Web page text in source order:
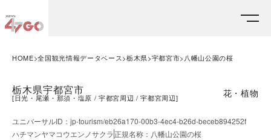
HOME 全国観光情報データベース 栃木県 宇都宮市 八幡山公園の桜
栃木県宇都宮市
[日光・尾瀬・那須・塩原 宇都宮周辺 宇都宮周辺] 花・植物
ユニバーサルID ： jp-tourism/eb26a170-00b3-4ec4-b26d-beceb894252f
ハチマンヤマコウエンノサクラ正規名称 ： 八幡山公園の桜